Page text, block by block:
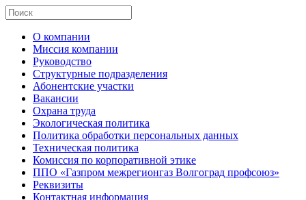
О компании
Миссия компании
Руководство
Структурные подразделения
Абонентские участки
Вакансии
Охрана труда
Экологическая политика
Политика обработки персональных данных
Техническая политика
Комиссия по корпоративной этике
ППО «Газпром межрегионгаз Волгоград профсоюз»
Реквизиты
Контактная информация